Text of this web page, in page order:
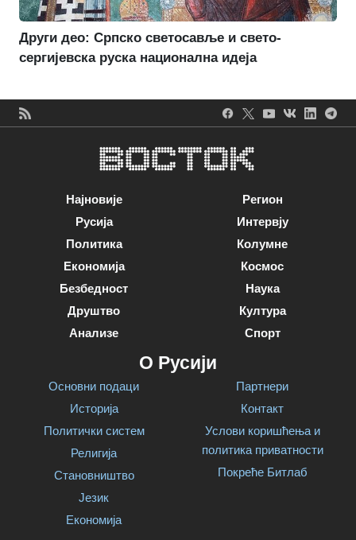
Други део: Српско светосавље и свето-
сергијевска руска национална идеја
Најновије
Русија
Политика
Економија
Безбедност
Друштво
Анализе
Регион
Интервју
Колумне
Космос
Наука
Култура
Спорт
О Русији
Основни подаци
Историја
Политички систем
Религија
Становништво
Језик
Економија
Партнери
Контакт
Услови коришћења и
политика приватности
Покреће Битлаб